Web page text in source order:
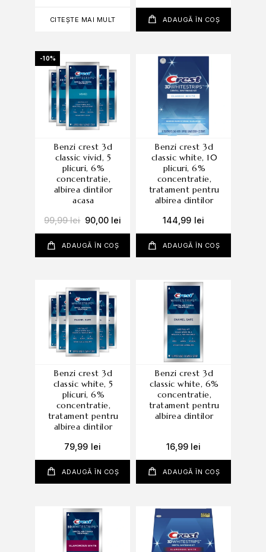
CITEȘTE MAI MULT ADAUGĂ ÎN COȘ
-10%
ADAUGĂ ÎN COȘ
benzi crest 3d
classic vivid, 5
plicuri, 6%
concentratie,
albirea dintilor
acasa
99,99lei 90,00 lei
ADAUGĂ ÎN COȘ
benzi crest 3d
classic white, 10
plicuri, 6%
concentratie,
tratament pentru
albirea dintilor
144,99 lei
ADAUGĂ ÎN COȘ
benzi crest 3d
classic white, 5
plicuri, 6%
concentratie,
tratament pentru
albirea dintilor
79,99 lei
ADAUGĂ ÎN COȘ
benzi crest 3d
classic white, 6%
concentratie,
tratament pentru
albirea dintilor
16,99 lei